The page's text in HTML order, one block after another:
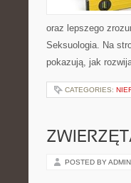
oraz lepszego
Seksuologia. Na
pokazują, jak
CATEGORIES:
POSTED BY ADMIN